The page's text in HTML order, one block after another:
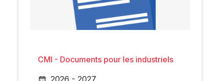
CMI - Documents pour les industriels
2026 - 2027